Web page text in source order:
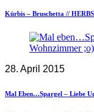
Kürbis – Bruschetta //
28. April 2015
Mal Eben…Spargel – Liebe